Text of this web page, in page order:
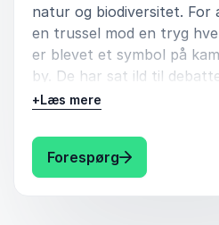
natur og biodiversitet. For
en trussel mod en tryg
er blevet et symbol på
by. De har sat ild til
skældsord og trusler hen
I dette foredrag fortæller
hvordan han arbejder med
litterært råstof, og
+Læs mere
Forespørg: Kim